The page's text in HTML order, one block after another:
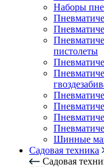
Наборы
пистолеты
Шинные
Садовая техника
Садовая